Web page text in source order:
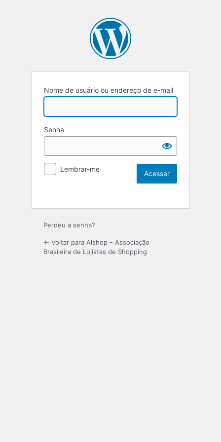
Nome de usuário ou endereço de e-mail
Senha
Lembrar-me
Perdeu a senha?
← Voltar para Alshop – Associação
Brasileira de Lojistas de Shopping